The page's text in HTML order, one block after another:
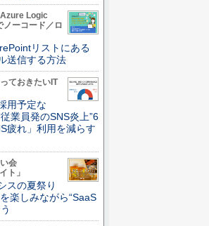
Logic
ーコード／ロ
リストにある
送信する方法
ておきたいIT
用予定な
業員発のSNS炎上”6
疲れ」利用を減らす
会
ト」
スの夏祭り
楽しみながら“SaaS